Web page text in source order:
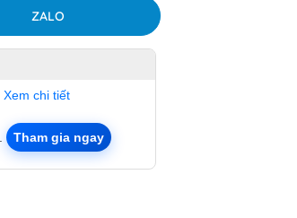
ZALO
Xem chi tiết
Tham gia ngay